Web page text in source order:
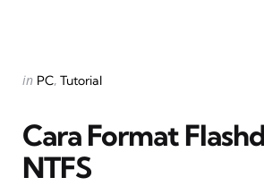
Categories
Posted
in PC Tutorial
Cara Format
NTFS